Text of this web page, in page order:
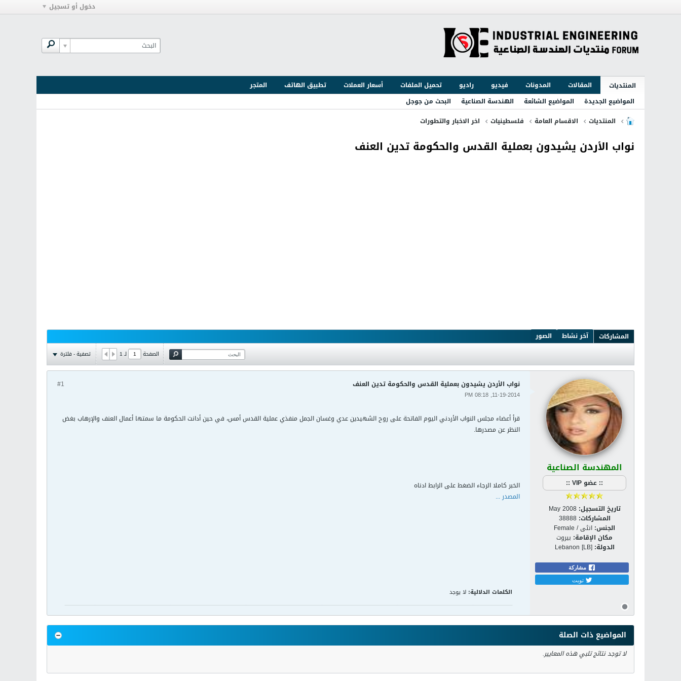
دخول أو تسجيل
المنتديات المقالات المدونات فيديو راديو تحميل الملفات أسعار العملات تطبيق الهاتف
المتجر
المواضيع الجديدة
المواضيع الشائعة الهندسة الصناعية
البحث من جوجل
المنتديات
الاقسام العامة فلسطينيات اخر الاخبار والتطورات
نواب الأردن يشيدون بعملية القدس والحكومة تدين العنف
المشاركات آخر نشاط الصور
الصفحة لـ1 تصفية - فلترة
المهندسة الصناعية
:: عضو VIP ::
تاريخ التسجيل: May 2008
المشاركات: 38888
الجنس: انثى / Female
مكان الإقامة: بيروت
الدولة: Lebanon [LB]
مشاركة
تويت
#1 نواب الأردن يشيدون بعملية القدس والحكومة تدين العنف
11-19-2014, 08:18 PM
قرأ أعضاء مجلس النواب الأردني اليوم الفاتحة على روح الشهيدين عدي وغسان الجمل منفذي عملية القدس أمس، في حين أدانت الحكومة ما سمتها أعمال العنف والإرهاب بغض
النظر عن مصدرها.
الخبر كاملا الرجاء الضغط على الرابط ادناه
المصدر ...
الكلمات الدلالية: لا يوجد
المواضيع ذات الصلة
لا توجد نتائج تلبي هذه المعايير.